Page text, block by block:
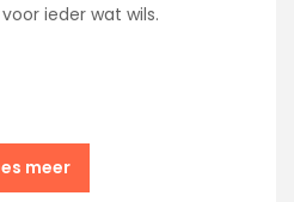
ieder wat wils.
meer